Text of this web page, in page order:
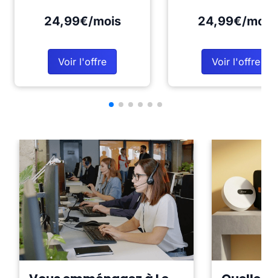
24,99€/mois
Voir l'offre
24,99€/
Voir l'offre